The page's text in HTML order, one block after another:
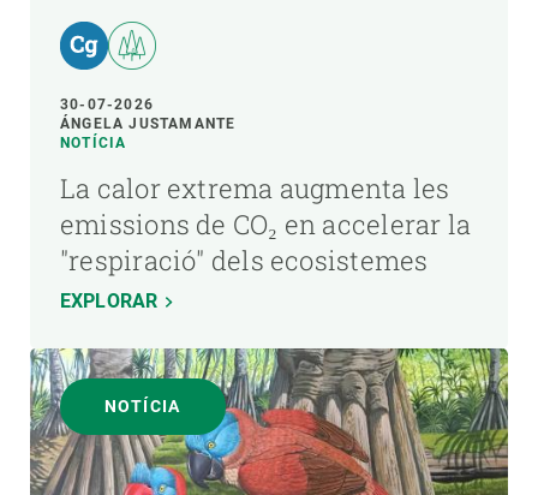
30-07-2026
ÁNGELA JUSTAMANTE
NOTÍCIA
La calor extrema augmenta les
emissions de CO₂ en accelerar la
"respiració" dels ecosistemes
EXPLORAR
NOTÍCIA